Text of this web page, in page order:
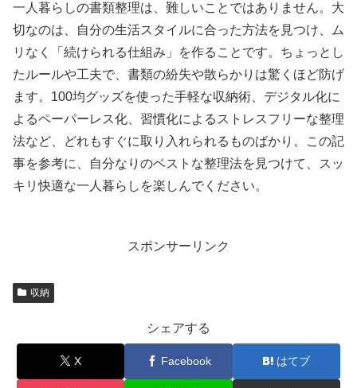
一人暮らしの書類整理は、難しいことではありません。大
切なのは、自分の生活スタイルに合った方法を見つけ、ム
リなく「続けられる仕組み」を作ることです。ちょっとし
たルールや工夫で、書類の紛失や散らかりは驚くほど防げ
ます。100均グッズを使った手軽な収納術、デジタル化に
よるペーパーレス化、習慣化によるストレスフリーな整理
法など、どれもすぐに取り入れられるものばかり。この記
事を参考に、自分なりのベストな整理法を見つけて、スッ
キリ快適な一人暮らしを楽しんでください。
スポンサーリンク
収納
シェアする
X Facebook はてブ